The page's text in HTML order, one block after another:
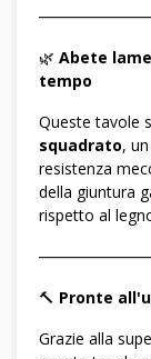
🌿 Abete
tempo
Queste tavole
squadrato,
resistenza
della giuntura
rispetto al
🔨 Pronte
Grazie alla